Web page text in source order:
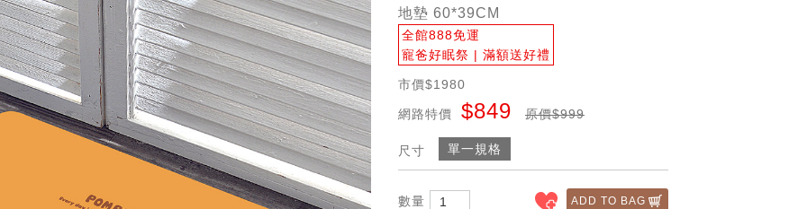
地墊 60*39CM
全館888免運
寵爸好眠祭 | 滿額送好禮
市價$1980
網路特價 $849 原價$999
尺寸 單一規格
數量 ADD TO BAG